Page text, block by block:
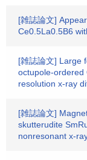
[雑誌論文]
Ce0.5La0.5B6
[雑誌論文] Large
octupole-ordered
resolution x-ray
[雑誌論文]
skutterudite
nonresonant x-